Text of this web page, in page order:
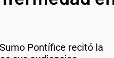
Pontífice recitó la